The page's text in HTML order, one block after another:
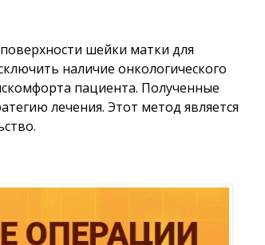
шейки матки для
наличие онкологического
пациента. Полученные
лечения. Этот метод является